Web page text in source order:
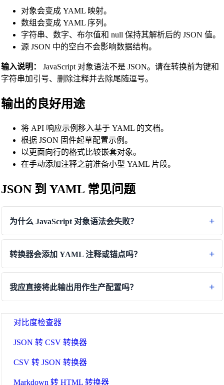
能量转换器
数据存储转换器
功率转换器
压力转换器
时间转换器
Binary/Hex/Decimal Converter
Morse Code Translator
Number to Words Converter
反转文本生成器
Text Case Converter
Slug 到标题转换器
正则表达式测试器
颜色转换器
对比度检查器
JSON 转 CSV 转换器
CSV 转 JSON 转换器
Markdown 转 HTML 转换器
对象会变成 YAML 映射。
数组会变成 YAML 序列。
字符串、数字、布尔值和 null 保持其解析后的 JSON 值。
源 JSON 中的空白不会影响数据结构。
输入说明：
JavaScript 对象语法不是 JSON。请在转换前为键和
字符串加引号、删除注释并去除尾随逗号。
输出的良好用途
将 API 响应示例移入基于 YAML 的文档。
根据 JSON 固件起草配置示例。
以更面向行的格式比较嵌套对象。
在手动添加注释之前准备小型 YAML 片段。
JSON 到 YAML 常见问题
为什么 JavaScript 对象语法会失败？
转换器会添加 YAML 注释或锚点吗？
我应直接将此输出用作生产配置吗？